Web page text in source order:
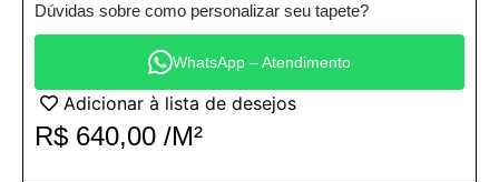
Dúvidas sobre como personalizar seu tapete?
WhatsApp – Atendimento
Adicionar à lista de desejos
R$ 640,00 /M²